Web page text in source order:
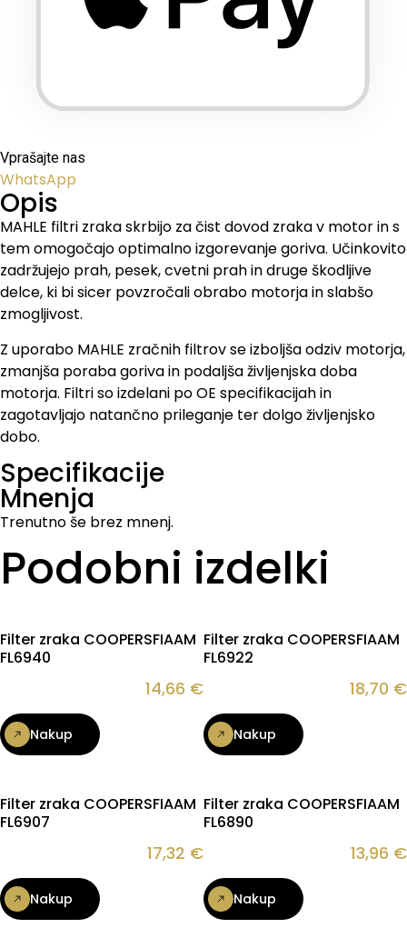
Vprašajte nas
WhatsApp
Opis
MAHLE filtri zraka skrbijo za čist dovod zraka v motor in s
tem omogočajo optimalno izgorevanje goriva. Učinkovito
zadržujejo prah, pesek, cvetni prah in druge škodljive
delce, ki bi sicer povzročali obrabo motorja in slabšo
zmogljivost.
Z uporabo MAHLE zračnih filtrov se izboljša odziv motorja,
zmanjša poraba goriva in podaljša življenjska doba
motorja. Filtri so izdelani po OE specifikacijah in
zagotavljajo natančno prileganje ter dolgo življenjsko
dobo.
Specifikacije
Mnenja
Trenutno še brez mnenj.
Podobni izdelki
Filter zraka COOPERSFIAAM
FL6940
14,66 €
Nakup
Filter zraka COOPERSFIAAM
FL6922
18,70 €
Nakup
Filter zraka COOPERSFIAAM
FL6907
17,32 €
Nakup
Filter zraka COOPERSFIAAM
FL6890
13,96 €
Nakup